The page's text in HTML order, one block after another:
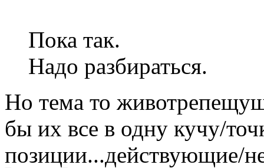
Пока так.
Надо разбираться.
Но тема то
бы их все в одну кучу/
позиции...действующие/